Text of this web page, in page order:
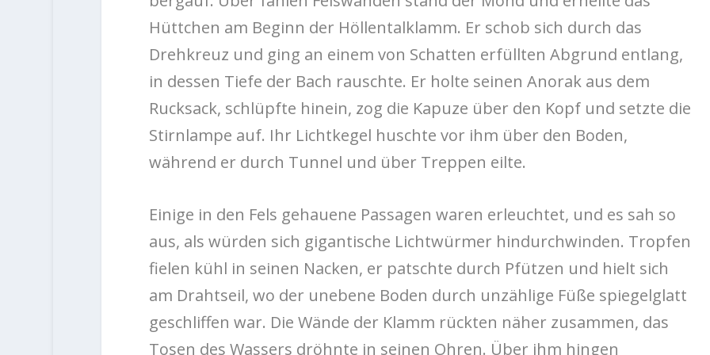
Hüttchen am Beginn der Höllentalklamm. Er schob sich durch das
Drehkreuz und ging an einem von Schatten erfüllten Abgrund entlang,
in dessen Tiefe der Bach rauschte. Er holte seinen Anorak aus dem
Rucksack, schlüpfte hinein, zog die Kapuze über den Kopf und setzte die
Stirnlampe auf. Ihr Lichtkegel huschte vor ihm über den Boden,
während er durch Tunnel und über Treppen eilte.
Einige in den Fels gehauene Passagen waren erleuchtet, und es sah so
aus, als würden sich gigantische Lichtwürmer hindurchwinden. Tropfen
fielen kühl in seinen Nacken, er patschte durch Pfützen und hielt sich
am Drahtseil, wo der unebene Boden durch unzählige Füße spiegelglatt
geschliffen war. Die Wände der Klamm rückten näher zusammen, das
Tosen des Wassers dröhnte in seinen Ohren. Über ihm hingen